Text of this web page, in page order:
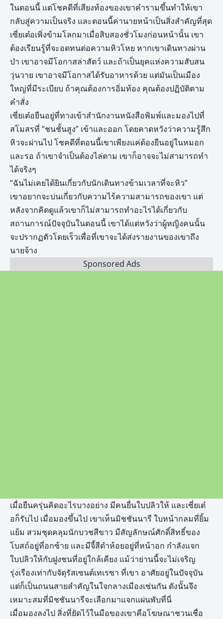
ในตอนนี้ แต่โชคดีที่เสียงท้องของเขาคำรามขึ้นทำให้เขา
กลับสู่ความเป็นจริง และตอนนี้ค่านายหน้าเป็นสิ่งสำคัญที่สุด
เซี่ยเต๋อเพิ่งข้ามโลกมาเมื่อสิบสองชั่วโมงก่อนหน้านั้น เขา
ต้องเรียนรู้ที่จะอดทนต่อความหิวโหย หากเขาเดินทางผ่าน
ป่า เขาอาจมีโอกาสล่าสัตว์ และถ้าเป็นยุคแห่งความสับสน
วุ่นวาย เขาอาจมีโอกาสได้รับอาหารด้วย แต่มันเป็นเมือง
ใหญ่ที่มีระเบียบ ถ้าคุณต้องการอิ่มท้อง คุณต้องปฏิบัติตาม
คำสั่ง
เซี่ยเต๋อยืนอยู่ที่ทางเข้าสำนักงานหนังสือพิมพ์และมองไปที่
สโมสรที่ “ชนชั้นสูง” เข้าและออก โดยคาดหวังว่าความรู้สึก
หิวจะผ่านไป โชคดีที่ตอนนี้เขาเพียงแค่ต้องยืนอยู่ในหมอก
และรอ ถ้าเขาจำเป็นต้องไล่ตาม เขาก็อาจจะไม่สามารถทำ
ได้จริงๆ
“ฉันไม่เคยได้ยินเกี่ยวกับนักเดินทางข้ามเวลาที่จะหิว”
เขาอยากจะบ่นเกี่ยวกับความไร้ความสามารถของเขา แต่
หลังจากคิดดูแล้วเขาก็ไม่สามารถทำอะไรได้เกี่ยวกับ
สถานการณ์ปัจจุบันในตอนนี้ เขาได้แต่หวังว่าผู้หญิงคนนั้น
จะปรากฏตัวโดยเร็วเพื่อที่เขาจะได้ส่งรายงานของเขาถึง
นายจ้าง
Sponsored Ads
เมื่อยืนครุ่นคิดอะไรบางอย่าง มีคนยื่นใบปลิวให้ และเซี่ยเต๋
อก็รับไป เมื่อมองขึ้นไป เขาเห็นมิชชันนารี ใบหน้ากลมที่ยิ้ม
แย้ม สวมชุดคลุมนักบวชสีขาว มีสัญลักษณ์ศักดิ์สิทธิ์ของ
โบสถ์อยู่ที่อกซ้าย และมีจี้สีดำห้อยอยู่ที่หน้าอก กำลังแจก
ใบปลิวให้กับฝูงชนที่อยู่ใกล้เคียง แม้ว่าย่านนี้จะไม่เจริญ
รุ่งเรืองเท่ากับจัตุรัสเซนต์เทเรซา ที่เขา อาศัยอยู่ในปัจจุบัน
แต่ก็เป็นถนนสายสำคัญในใจกลางเมืองเช่นกัน ดังนั้นจึง
เหมาะสมที่มิชชันนารีจะเลือกมาแจกแผ่นพับที่นี่
เมื่อมองลงไป สิ่งที่ยัดไว้ในมือของเขาคือโฆษณาชวนเชื่อ